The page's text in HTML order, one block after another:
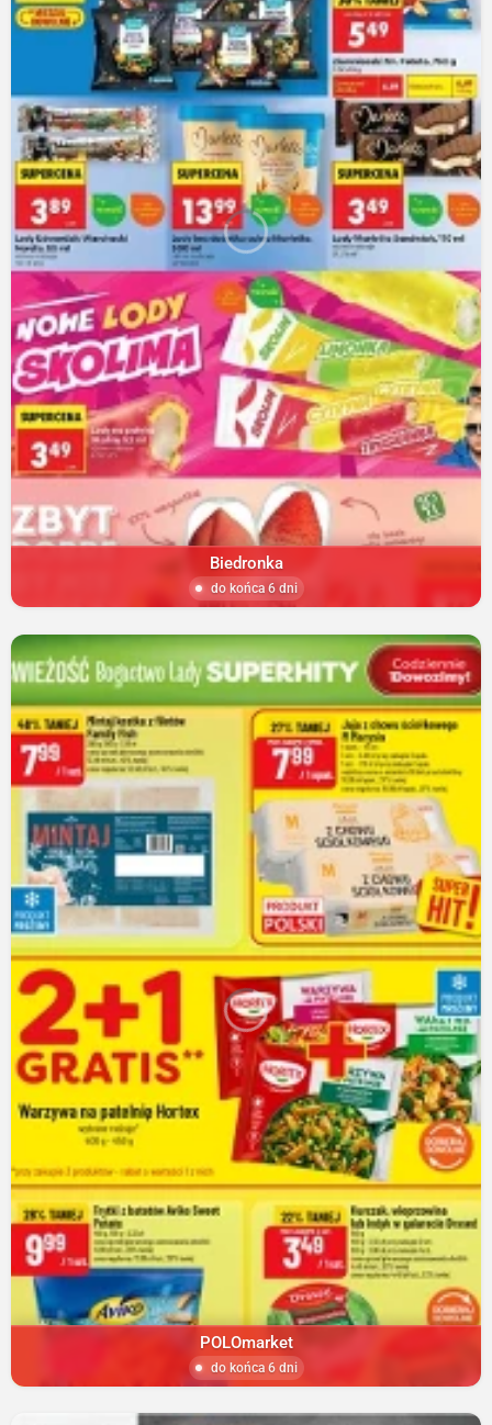
Biedronka
do końca 6 dni
POLOmarket
do końca 6 dni